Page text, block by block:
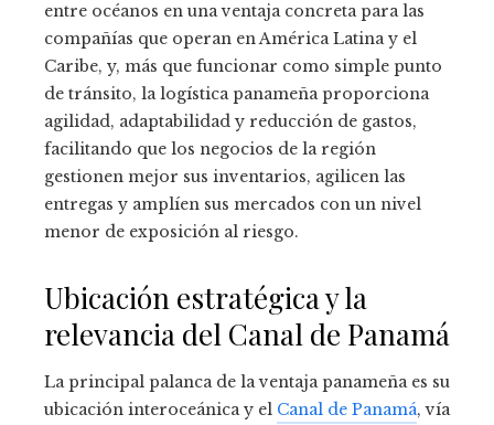
entre océanos en una ventaja concreta para las
compañías que operan en América Latina y el
Caribe, y, más que funcionar como simple punto
de tránsito, la logística panameña proporciona
agilidad, adaptabilidad y reducción de gastos,
facilitando que los negocios de la región
gestionen mejor sus inventarios, agilicen las
entregas y amplíen sus mercados con un nivel
menor de exposición al riesgo.
Ubicación estratégica y la
relevancia del Canal de Panamá
La principal palanca de la ventaja panameña es su
ubicación interoceánica y el Canal de Panamá, vía